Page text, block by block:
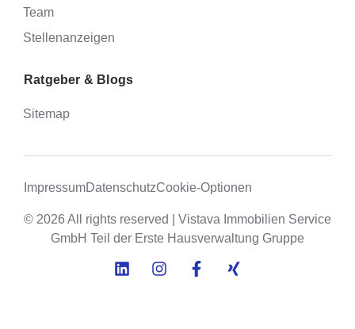
Team
Stellenanzeigen
Ratgeber & Blogs
Sitemap
ImpressumDatenschutzCookie-Optionen
© 2026 All rights reserved | Vistava Immobilien Service
GmbH Teil der Erste Hausverwaltung Gruppe